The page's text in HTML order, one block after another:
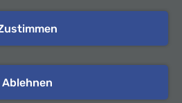
Ablehnen